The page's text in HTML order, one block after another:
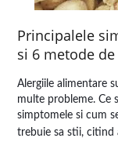
Principalele
si 6 metode
Alergiile alimentare
multe probleme. Ce
simptomele si cum
trebuie sa stii, citind